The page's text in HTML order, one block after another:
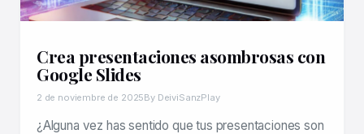
Crea presentaciones asombrosas con
Google Slides
2 de noviembre de 2025By DeiviSanzPlay
¿Alguna vez has sentido que tus presentaciones son